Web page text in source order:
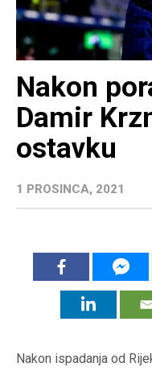
Nakon
Damir
ostavku
1 PROSINCA, 2021
Nakon ispadanja od